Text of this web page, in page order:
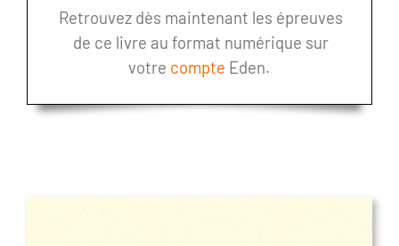
Retrouvez dès maintenant les épreuves
de ce livre au format numérique sur
votre compte Eden.